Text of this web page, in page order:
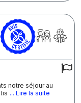
notre séjour au
... Lire la suite